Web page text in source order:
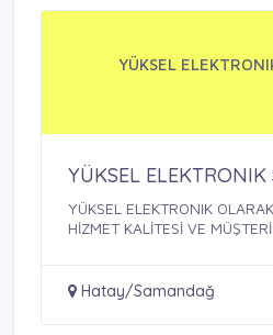
YÜKSEL
YÜKSEL
YÜKSEL ELEKTRONIK
HİZMET KALİTESİ VE
Hatay/Samandağ